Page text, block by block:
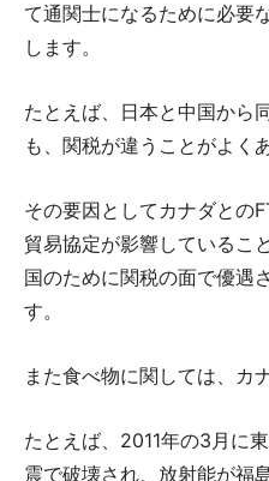
て通関士になるために必要
します。
たとえば、日本と中国から
も、関税が違うことがよく
その要因としてカナダとの
貿易協定が影響しているこ
国のために関税の面で優遇
す。
また食べ物に関しては、カ
たとえば、2011年の3月に
震で破壊され、放射能が福